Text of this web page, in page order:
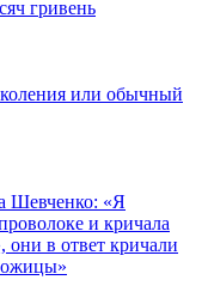
гривень
или обычный
Шевченко: «Я
и кричала
они в ответ кричали